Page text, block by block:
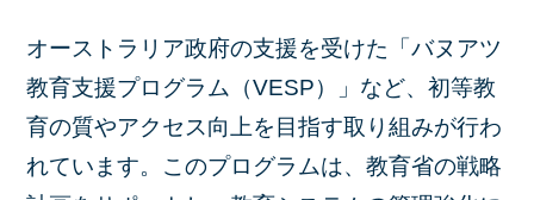
オーストラリア政府の支援を受けた「バヌアツ
教育支援プログラム（VESP）」など、初等教
育の質やアクセス向上を目指す取り組みが行わ
れています。​このプログラムは、教育省の戦略